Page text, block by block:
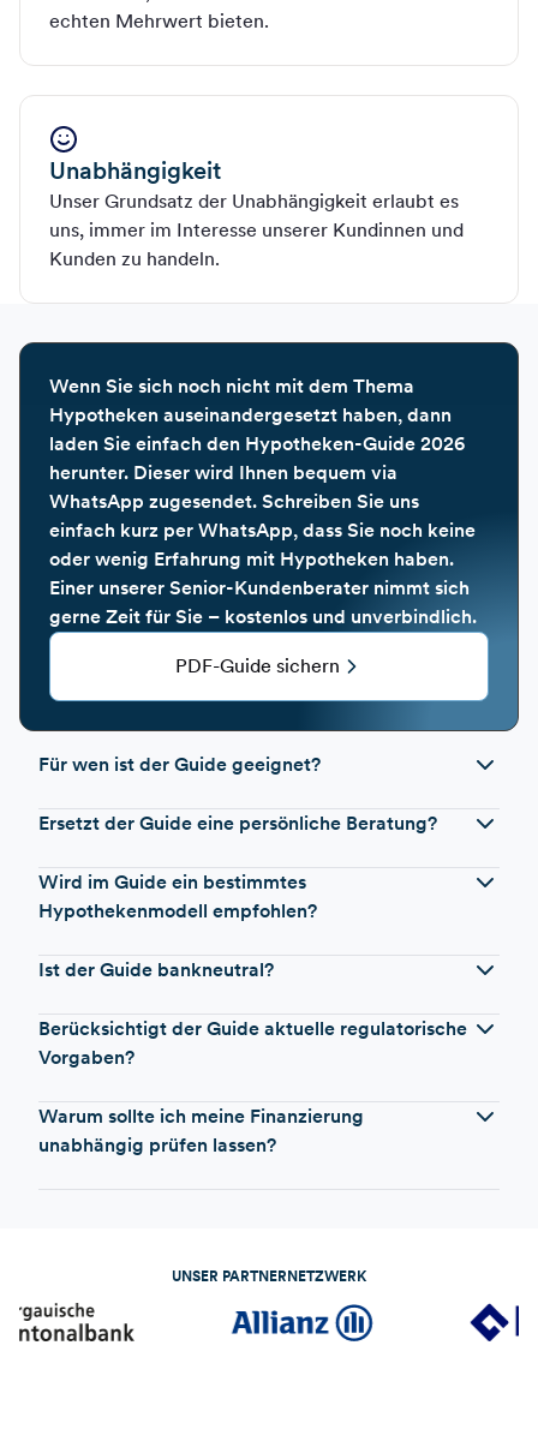
echten Mehrwert bieten.
Unabhängigkeit
Unser Grundsatz der Unabhängigkeit erlaubt es
uns, immer im Interesse unserer Kundinnen und
Kunden zu handeln.
Wenn Sie sich noch nicht mit dem Thema
Hypotheken auseinandergesetzt haben, dann
laden Sie einfach den Hypotheken-Guide 2026
herunter. Dieser wird Ihnen bequem via
WhatsApp zugesendet. Schreiben Sie uns
einfach kurz per WhatsApp, dass Sie noch keine
oder wenig Erfahrung mit Hypotheken haben.
Einer unserer Senior-Kundenberater nimmt sich
gerne Zeit für Sie – kostenlos und unverbindlich.
PDF-Guide sichern
Für wen ist der Guide geeignet?
Ersetzt der Guide eine persönliche Beratung?
Wird im Guide ein bestimmtes
Hypothekenmodell empfohlen?
Ist der Guide bankneutral?
Berücksichtigt der Guide aktuelle regulatorische
Vorgaben?
Warum sollte ich meine Finanzierung
unabhängig prüfen lassen?
UNSER PARTNERNETZWERK